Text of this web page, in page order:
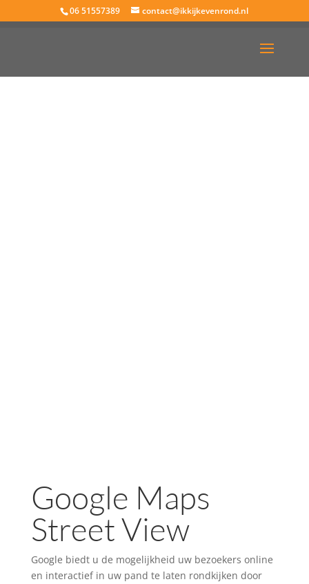
06 51557389 contact@ikkijkevenrond.nl
Google Maps
Street View
Google biedt u de mogelijkheid uw bezoekers online
en interactief in uw pand te laten rondkijken door